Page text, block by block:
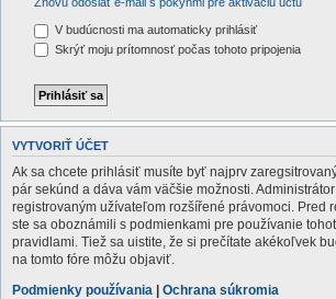
V budúcnosti ma automaticky prihlásiť
Skrýť moju prítomnosť počas tohoto pripojenia
VYTVORIŤ ÚČET
Ak sa chcete prihlásiť musíte byť najprv
pár sekúnd a dáva vám väčšie možnosti.
registrovaným užívateľom rozšířené právomoci. Pred
ste sa oboznámili s podmienkami pre používanie
pravidlami. Tiež sa uistite, že si prečítate akékoľvek
na tomto fóre môžu objaviť.
Podmienky používania | Ochrana súkromia